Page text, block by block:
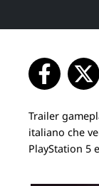
Trailer
italiano che
PlayStation 5